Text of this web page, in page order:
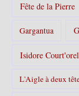
Fête de la Pierre
Gargantua
Isidore
L'Aigle à deux